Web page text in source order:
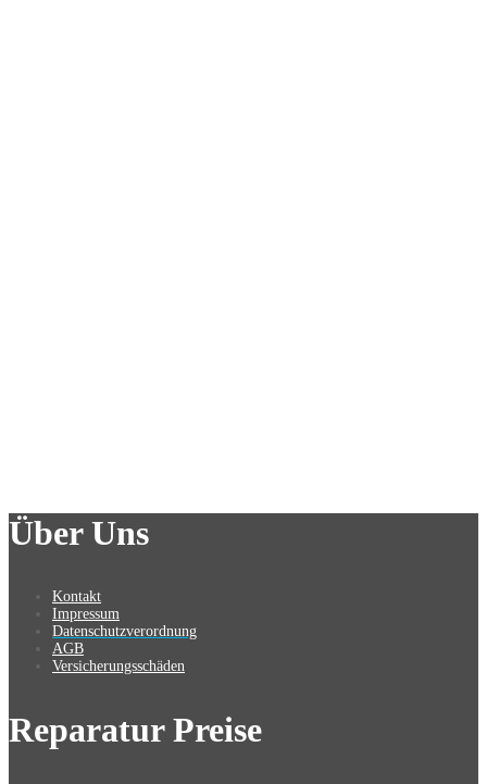
Über Uns
Kontakt
Impressum
Datenschutzverordnung
AGB
Versicherungsschäden
Reparatur Preise